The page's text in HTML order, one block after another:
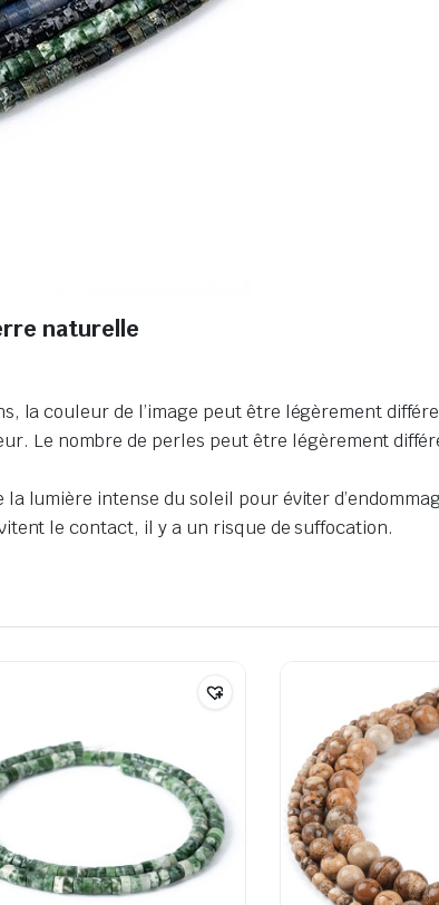
naturelle
la couleur de l’image peut être légèrement
Le nombre de perles peut être légèrement
lumière intense du soleil pour éviter
le contact, il y a un risque de suffocation.